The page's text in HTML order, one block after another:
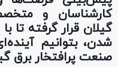
کارشناسان و
گیلان قرار گرفته تا
شدن، بتوانیم
صنعت پرافتخار برق